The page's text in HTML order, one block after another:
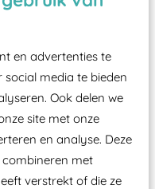
en advertenties te
media te bieden
Ook delen we
site met onze
en analyse. Deze
met
verstrekt of die ze
of boomschors?
ruimte voorzien
-plaatje en
een Nederlands
laten keuren zodat
Attractie- en